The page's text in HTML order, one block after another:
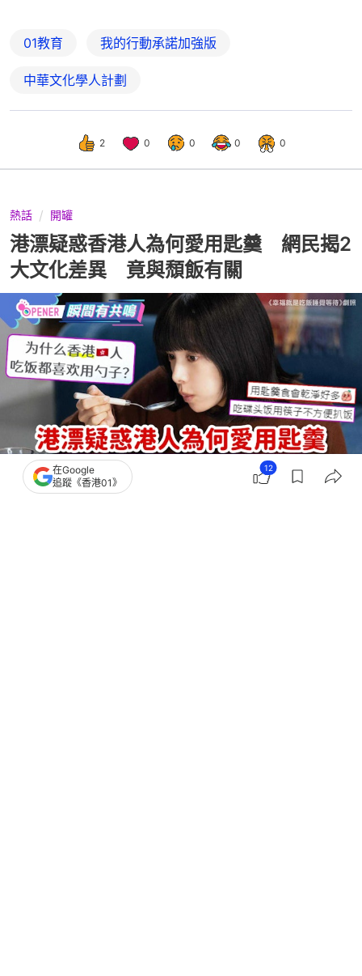
01教育 我的行動承諾加強版
中華文化學人計劃
2 0 0 0 0
熱話 開罐
港漂疑惑香港人為何愛用匙羹 網民揭2
大文化差異 竟與頹飯有關
在Google
追蹤《香港01》
12